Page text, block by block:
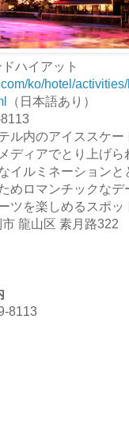
ハイアット
ko/hotel/
（日本語あり）
ル内のアイススケ
ディアでとり上げ
イルミネーション
めロマンチックな
ツを楽しめるスポ
龍山区 素月路322
8113